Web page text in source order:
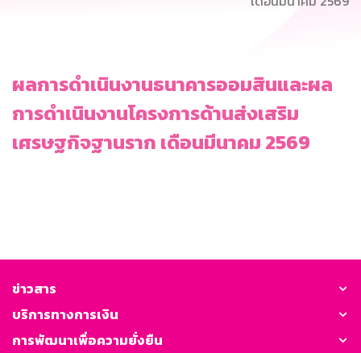
ผลการดำเนินงานธนาคารออมสินและผล
การดำเนินงานโครงการด้านส่งเสริม
เศรษฐกิจฐานราก เดือนมีนาคม 2569
ข่าวสาร
บริการทางการเงิน
การพัฒนาเพื่อความยั่งยืน